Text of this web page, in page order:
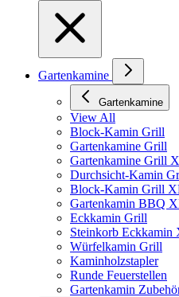
Gartenkamine
Gartenkamine
View All
Block-Kamin Grill
Gartenkamine Grill
Gartenkamine Grill
Durchsicht-Kamin
Block-Kamin Grill
Gartenkamin BBQ
Eckkamin Grill
Steinkorb Eckkamin
Würfelkamin Grill
Kaminholzstapler
Runde Feuerstellen
Gartenkamin